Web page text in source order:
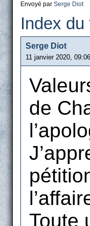
Envoyé par Serge Diot
Index du
Serge Diot
11 janvier 2020,
de
Toute